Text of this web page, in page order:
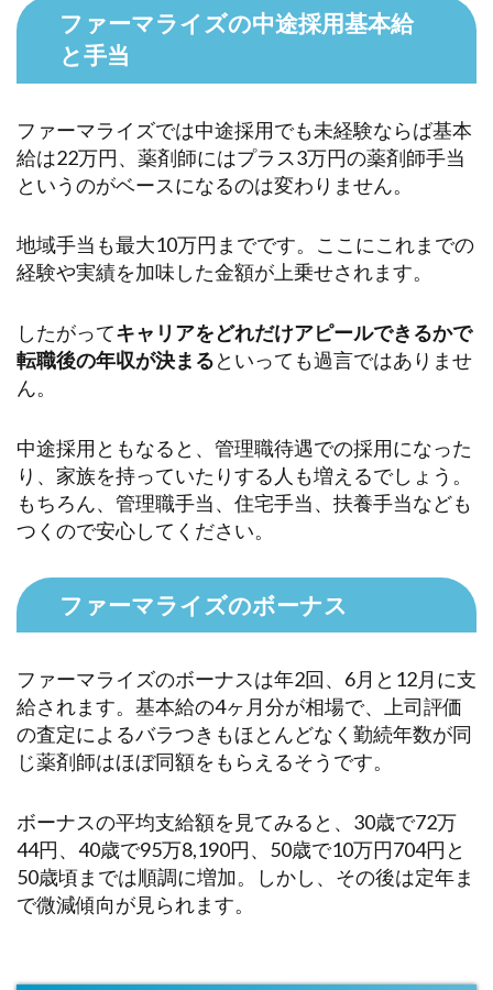
ファーマライズの中途採用基本給
と手当
ファーマライズでは中途採用でも未経験ならば基本
給は22万円、薬剤師にはプラス3万円の薬剤師手当
というのがベースになるのは変わりません。
地域手当も最大10万円までです。ここにこれまでの
経験や実績を加味した金額が上乗せされます。
したがってキャリアをどれだけアピールできるかで
転職後の年収が決まるといっても過言ではありませ
ん。
中途採用ともなると、管理職待遇での採用になった
り、家族を持っていたりする人も増えるでしょう。
もちろん、管理職手当、住宅手当、扶養手当なども
つくので安心してください。
ファーマライズのボーナス
ファーマライズのボーナスは年2回、6月と12月に支
給されます。基本給の4ヶ月分が相場で、上司評価
の査定によるバラつきもほとんどなく勤続年数が同
じ薬剤師はほぼ同額をもらえるそうです。
ボーナスの平均支給額を見てみると、30歳で72万
44円、40歳で95万8,190円、50歳で10万円704円と
50歳頃までは順調に増加。しかし、その後は定年ま
で微減傾向が見られます。